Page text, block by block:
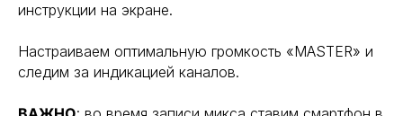
инструкции на экране.
Настраиваем оптимальную громкость «MASTER» и
следим за индикацией каналов.